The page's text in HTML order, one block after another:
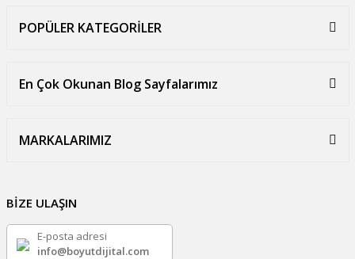
POPÜLER KATEGORİLER
En Çok Okunan Blog Sayfalarımız
MARKALARIMIZ
BİZE ULAŞIN
E-posta adresi
info@boyutdijital.com